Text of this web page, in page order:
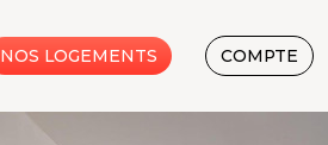
NOS LOGEMENTS COMPTE